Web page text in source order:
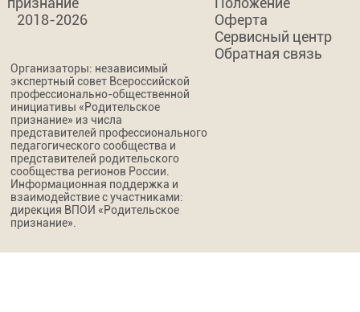
2018-2026
Оферта
Сервисный центр
Обратная связь
Организаторы: независимый
экспертный совет Всероссийской
профессионально-общественной
инициативы «Родительское
признание» из числа
представителей профессионального
педагогического сообщества и
представителей родительского
сообщества регионов России.
Информационная поддержка и
взаимодействие с участниками:
дирекция ВПОИ «Родительское
признание».